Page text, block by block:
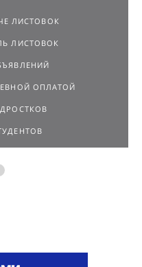
ЛИСТОВОК
ЛИСТОВОК
ОПЛАТОЙ